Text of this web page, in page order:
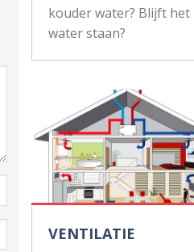
kouder water? Blijft het
water staan?
VENTILATIE